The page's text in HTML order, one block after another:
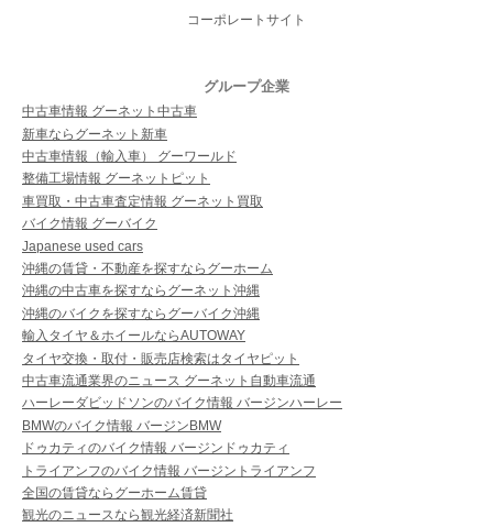
コーポレートサイト
グループ企業
中古車情報 グーネット中古車
新車ならグーネット新車
中古車情報（輸入車） グーワールド
整備工場情報 グーネットピット
車買取・中古車査定情報 グーネット買取
バイク情報 グーバイク
Japanese used cars
沖縄の賃貸・不動産を探すならグーホーム
沖縄の中古車を探すならグーネット沖縄
沖縄のバイクを探すならグーバイク沖縄
輸入タイヤ＆ホイールならAUTOWAY
タイヤ交換・取付・販売店検索はタイヤピット
中古車流通業界のニュース グーネット自動車流通
ハーレーダビッドソンのバイク情報 バージンハーレー
BMWのバイク情報 バージンBMW
ドゥカティのバイク情報 バージンドゥカティ
トライアンフのバイク情報 バージントライアンフ
全国の賃貸ならグーホーム賃貸
観光のニュースなら観光経済新聞社